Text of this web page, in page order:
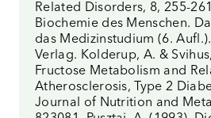
Related Disorders, 8, 255-
Biochemie des Menschen.
das Medizinstudium (6.
Verlag. Kolderup, A. &
Fructose Metabolism and
Atherosclerosis, Type 2
Journal of Nutrition and